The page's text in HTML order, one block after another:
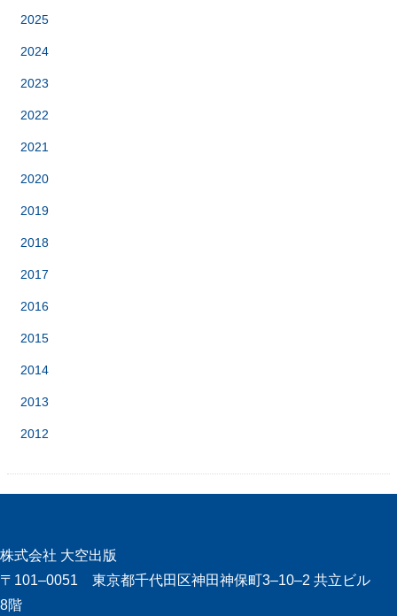
2025
2024
2023
2022
2021
2020
2019
2018
2017
2016
2015
2014
2013
2012
株式会社 大空出版
〒101‒0051 東京都千代田区神田神保町3‒10‒2 共立ビル
8階